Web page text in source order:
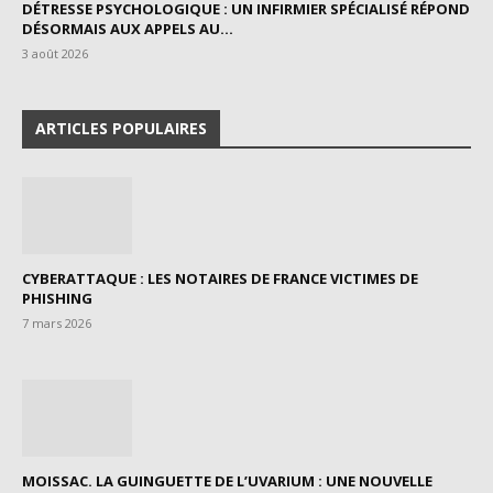
DÉTRESSE PSYCHOLOGIQUE : UN INFIRMIER SPÉCIALISÉ RÉPOND
DÉSORMAIS AUX APPELS AU...
3 août 2026
ARTICLES POPULAIRES
CYBERATTAQUE : LES NOTAIRES DE FRANCE VICTIMES DE
PHISHING
7 mars 2026
MOISSAC. LA GUINGUETTE DE L’UVARIUM : UNE NOUVELLE